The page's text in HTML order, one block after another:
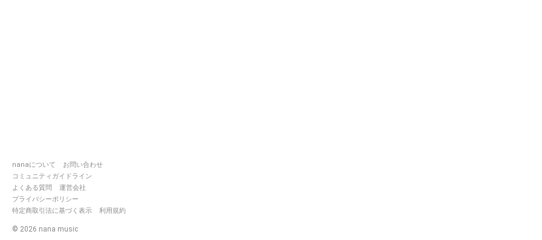
nanaについて
お問い合わせ
コミュニティガイドライン
よくある質問
運営会社
プライバシーポリシー
特定商取引法に基づく表示
利用規約
© 2026 nana music